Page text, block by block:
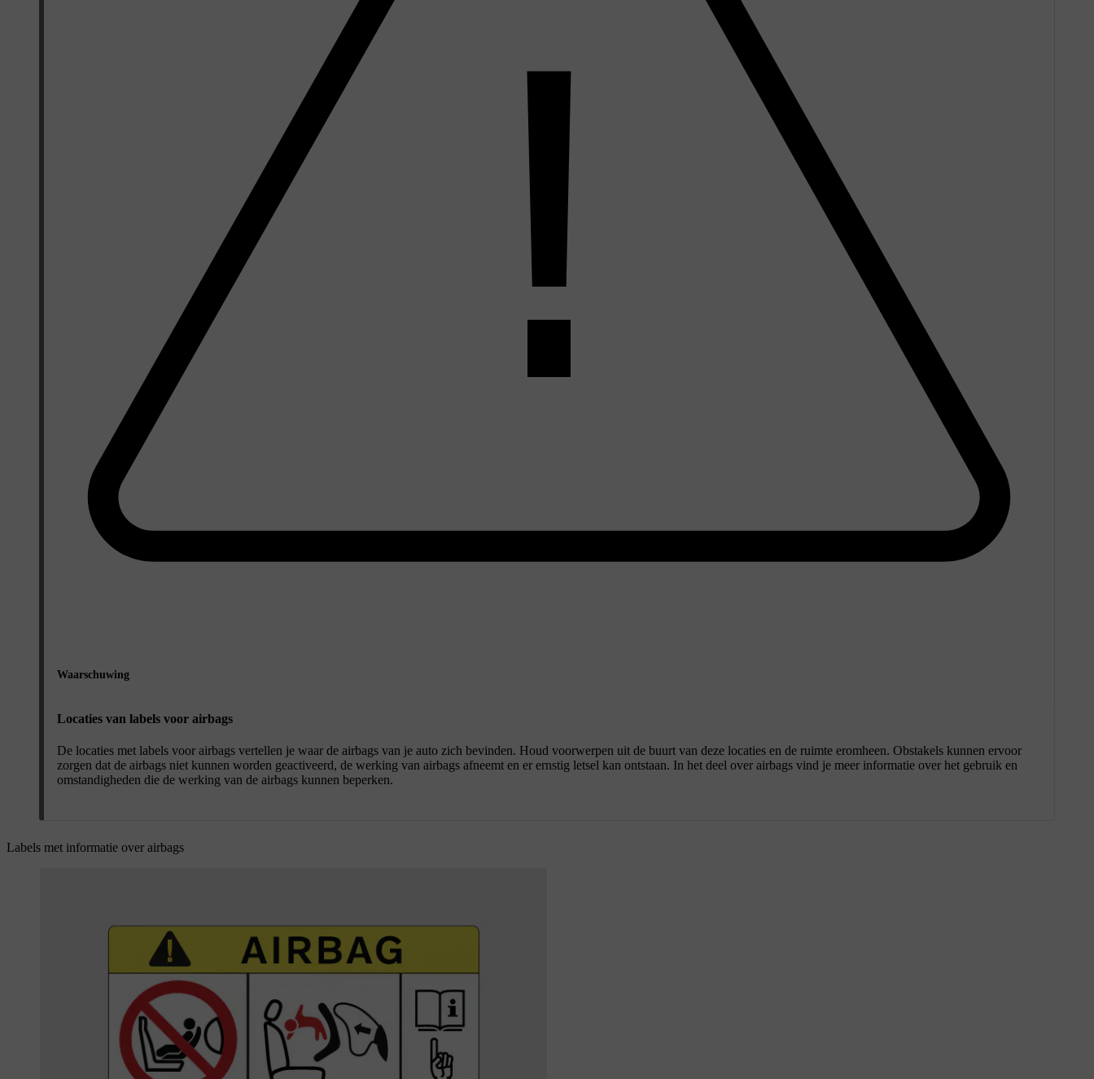
Waarschuwing
Locaties van labels voor airbags
De locaties met labels voor airbags vertellen je waar de airbags van je auto zich bevinden. Houd voorwerpen uit de buurt van deze locaties en de ruimte eromheen. Obstakels kunnen ervoor
zorgen dat de airbags niet kunnen worden geactiveerd, de werking van airbags afneemt en er ernstig letsel kan ontstaan. In het deel over airbags vind je meer informatie over het gebruik en
omstandigheden die de werking van de airbags kunnen beperken.
Labels met informatie over airbags